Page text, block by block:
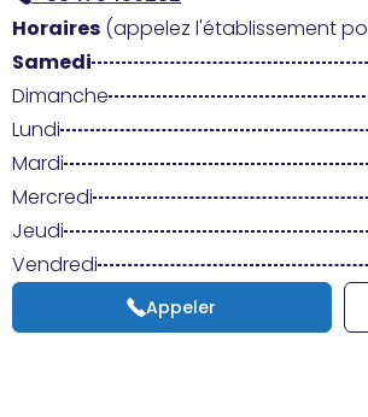
Horaires (appelez l'établissement
Samedi
Dimanche
Lundi
Mardi
Mercredi
Jeudi
Vendredi
Appeler